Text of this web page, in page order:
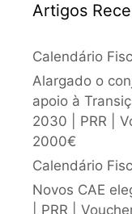
Artigos
Calendário
Alargado o
apoio à
2030 | PRR |
2000€
Calendário
Novos CAE
| PRR |